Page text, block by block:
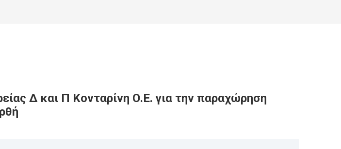
Δ και Π Κονταρίνη Ο.Ε. για την παραχώρηση